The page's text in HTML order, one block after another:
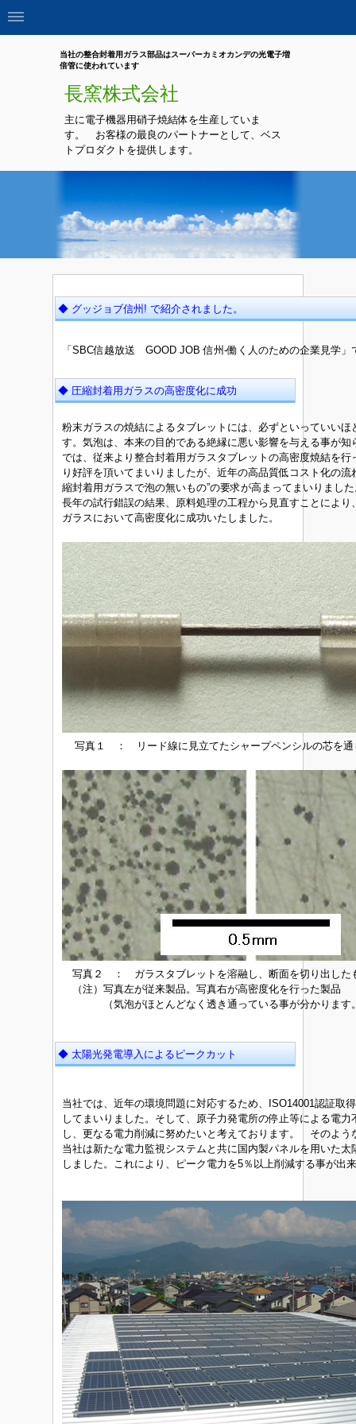
当社の整合封着用ガラス部品はスーパーカミオカンデの光電子増
倍管に使われています
長窯株式会社
主に電子機器用硝子焼結体を生産していま
す。 お客様の最良のパートナーとして、ベス
トプロダクトを提供します。
◆ グッジョブ信州! で紹介されました。
「SBC信越放送 GOOD JOB 信州-働く人のための企業見学 」
◆ 圧縮封着用ガラスの高密度化に成功
粉末ガラスの焼結によるタブレットには、必ずといっていいほ
す。気泡は、本来の目的である絶縁に悪い影響を与える事が知
では、従来より整合封着用ガラスタブレットの高密度焼結を行
り好評を頂いてまいりましたが、近年の高品質低コスト化の流
縮封着用ガラスで泡の無いもの”の要求が高まってまいりまし
長年の試行錯誤の結果、原料処理の工程から見直すことにより
ガラスにおいて高密度化に成功いたしました。
写真１ ： リード線に見立てたシャープペンシルの芯を通
写真２ ： ガラスタブレットを溶融し、断面を切り出した
（注）写真左が従来製品。写真右が高密度化を行った製品
（気泡がほとんどなく透き通っている事が分かります
◆ 太陽光発電導入によるピークカット
当社では、近年の環境問題に対応するため、ISO14001認証取
してまいりました。そして、原子力発電所の停止等による電力
し、更なる電力削減に努めたいと考えております。
そのよう
当社は新たな電力監視システムと共に国内製パネルを用いた太
しました。 これにより、ピーク電力を5％以上削減する事が出